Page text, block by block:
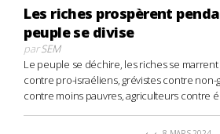
Les riches prospèrent
peuple se divise
parSEM
Le peuple se déchire, les riches se
contre pro-israéliens, grévistes contre non-
contre moins pauvres, agriculteurs contre